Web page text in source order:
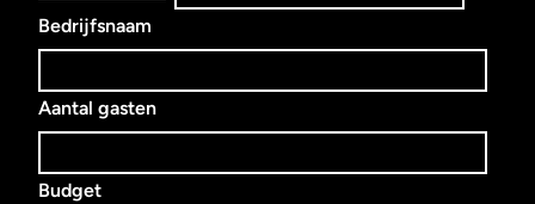
Bedrijfsnaam
Aantal gasten
Budget